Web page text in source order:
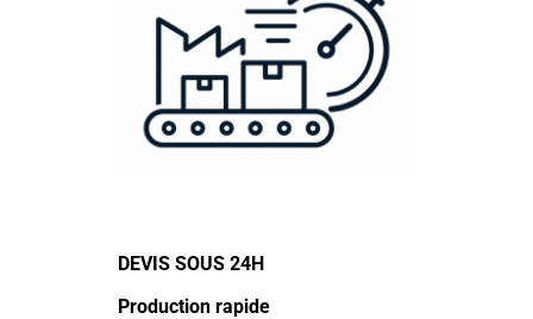
DEVIS SOUS 24H
Production rapide